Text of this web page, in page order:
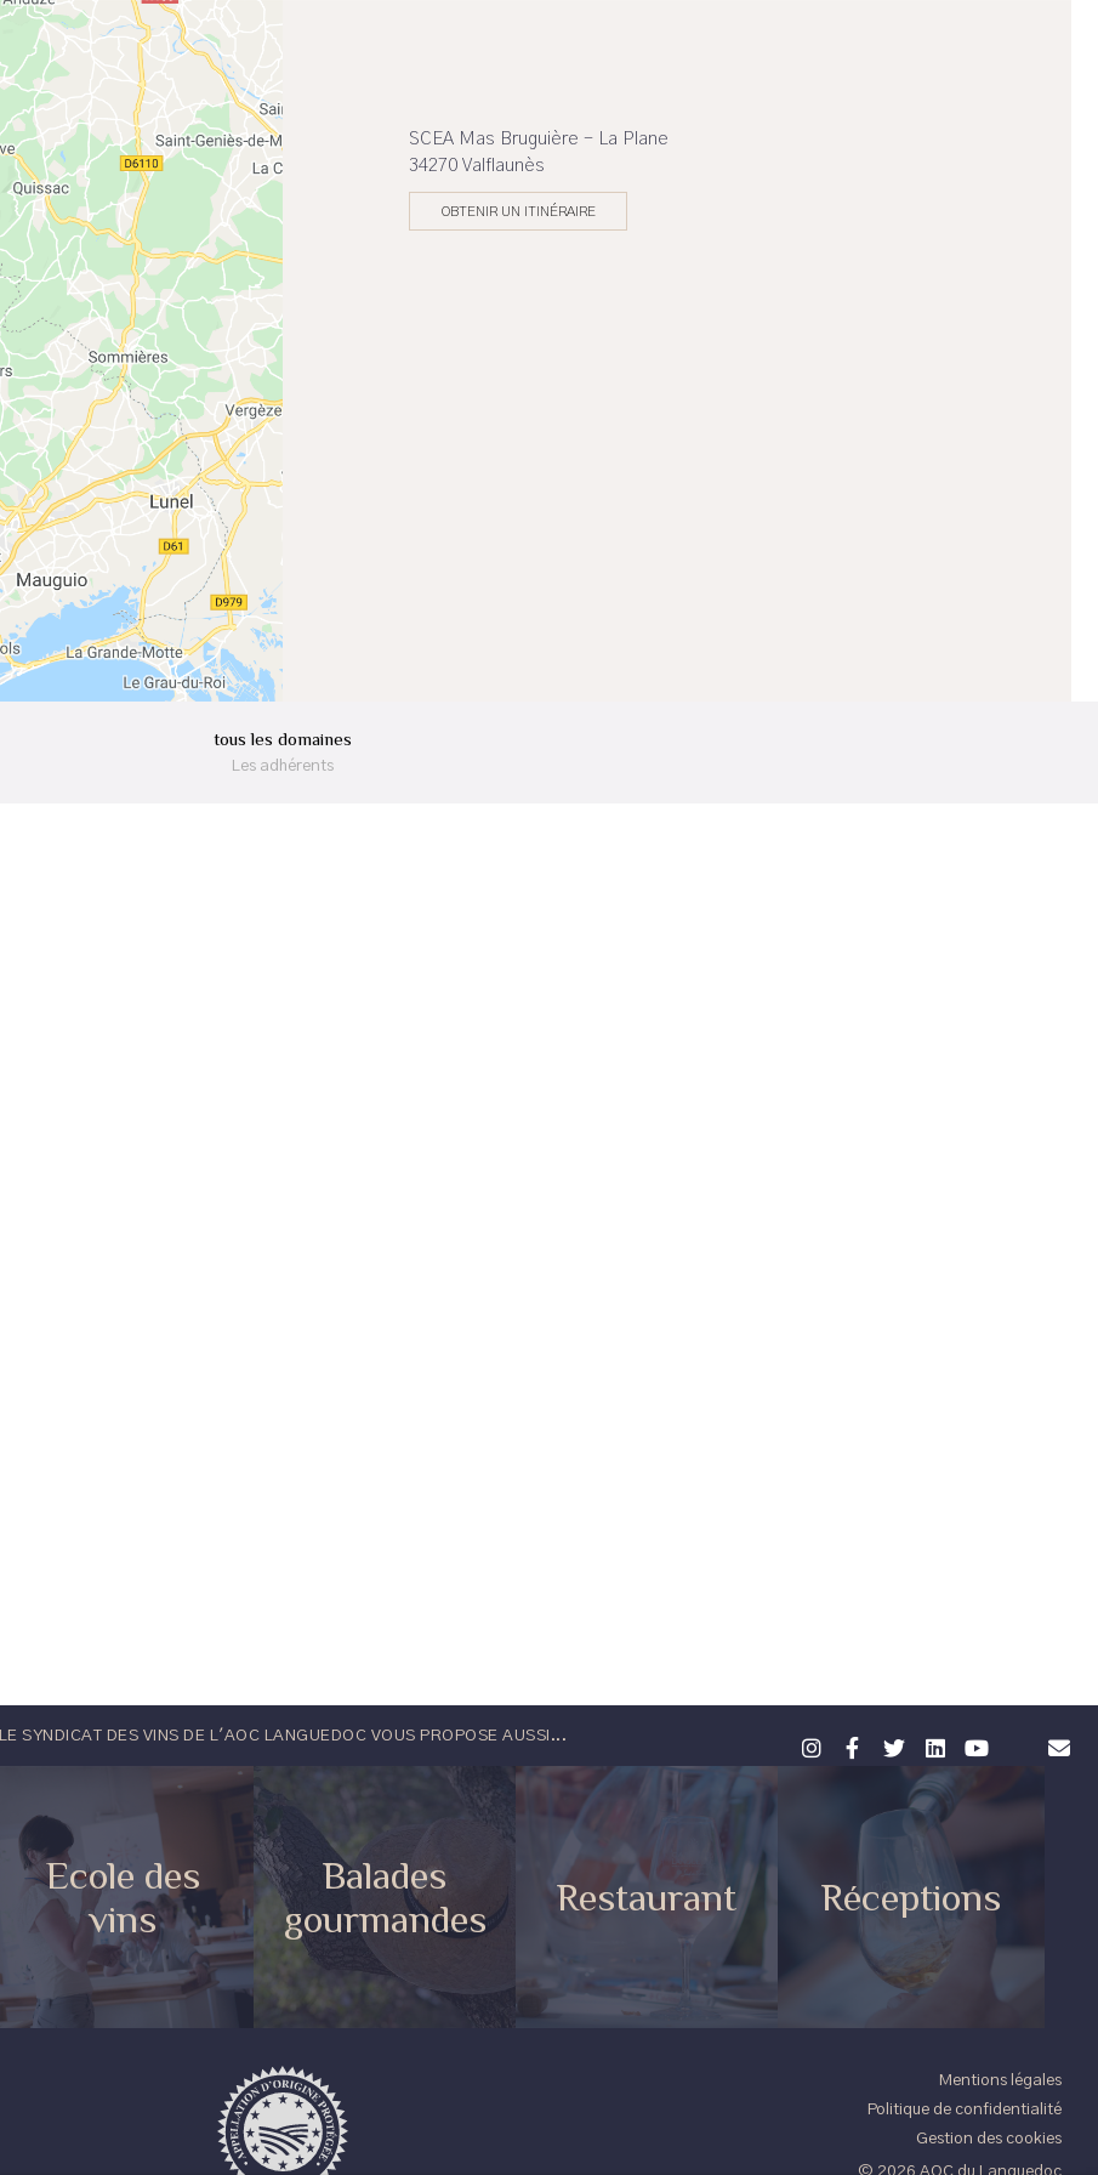
SCEA Mas Bruguière - La Plane
34270 Valflaunès
OBTENIR UN ITINÉRAIRE
tous les domaines
Les adhérents
LE SYNDICAT DES VINS DE L'AOC LANGUEDOC VOUS PROPOSE AUSSI...
Ecole des
vins
Balades
gourmandes
Restaurant Réceptions
Mentions légales
Politique de confidentialité
Gestion des cookies
© 2026 AOC du Languedoc